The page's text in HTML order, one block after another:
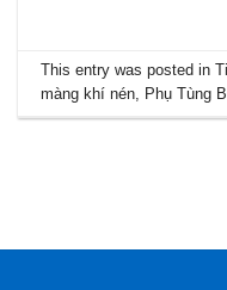
This entry was posted in
màng khí nén, Phụ Tùng